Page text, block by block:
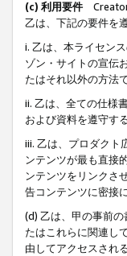
(c) 利用要件
乙は、下記の要件を
i. 乙は、本ライセン
ゾン・サイトの宣伝
たはそれ以外の方法
ii. 乙は、全ての仕様
および資料を遵守す
iii. 乙は、プロダクト
ンテンツが最も直接
ンテンツをリンクさ
告コンテンツに密接
(d) 乙は、甲の事前
たはこれらに関連し
由してアクセスされ